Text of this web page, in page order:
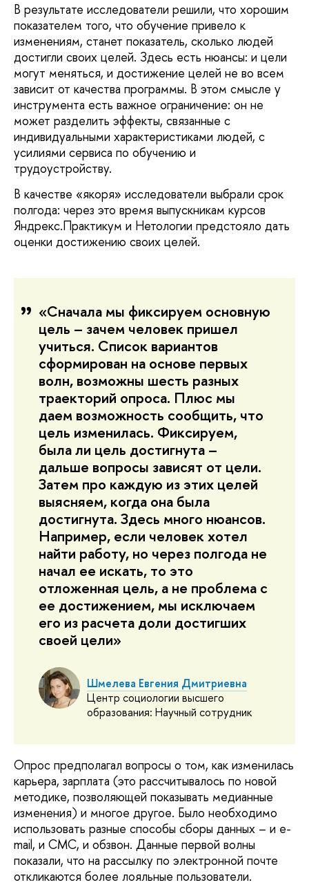
В результате исследователи решили, что хорошим
показателем того, что обучение привело к
изменениям, станет показатель, сколько людей
достигли своих целей. Здесь есть нюансы: и цели
могут меняться, и достижение целей не во всем
зависит от качества программы. В этом смысле у
инструмента есть важное ограничение: он не
может разделить эффекты, связанные с
индивидуальными характеристиками людей, с
усилиями сервиса по обучению и
трудоустройству.
В качестве «якоря» исследователи выбрали срок
полгода: через это время выпускникам курсов
Яндрекс.Практикум и Нетологии предстояло дать
оценки достижению своих целей.
«Сначала мы фиксируем основную
цель – зачем человек пришел
учиться. Список вариантов
сформирован на основе первых
волн, возможны шесть разных
траекторий опроса. Плюс мы
даем возможность сообщить, что
цель изменилась. Фиксируем,
была ли цель достигнута –
дальше вопросы зависят от цели.
Затем про каждую из этих целей
выясняем, когда она была
достигнута. Здесь много нюансов.
Например, если человек хотел
найти работу, но через полгода не
начал ее искать, то это
отложенная цель, а не проблема с
ее достижением, мы исключаем
его из расчета доли достигших
своей цели»
Шмелева Евгения Дмитриевна
Центр социологии высшего
образования: Научный сотрудник
Опрос предполагал вопросы о том, как изменилась
карьера, зарплата (это рассчитывалось по новой
методике, позволяющей показывать медианные
изменения) и многое другое. Было необходимо
использовать разные способы сборы данных – и e-
mail, и СМС, и обзвон. Данные первой волны
показали, что на рассылку по электронной почте
откликаются более лояльные пользователи.